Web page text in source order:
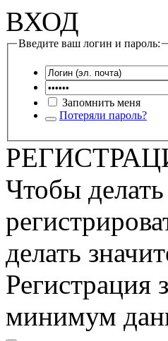
ВХОД
Введите ваш логин и пароль:
Запомнить меня
Потеряли пароль?
Чтобы
делать
Регистрация
минимум